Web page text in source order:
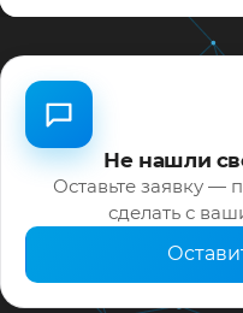
Не нашли
Оставьте заявку —
сделать с